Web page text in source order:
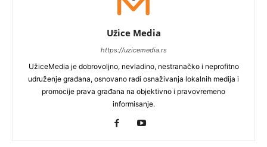
Užice Media
https://uzicemedia.rs
UžiceMedia je dobrovoljno, nevladino, nestranačko i neprofitno
udruženje građana, osnovano radi osnaživanja lokalnih medija i
promocije prava građana na objektivno i pravovremeno
informisanje.